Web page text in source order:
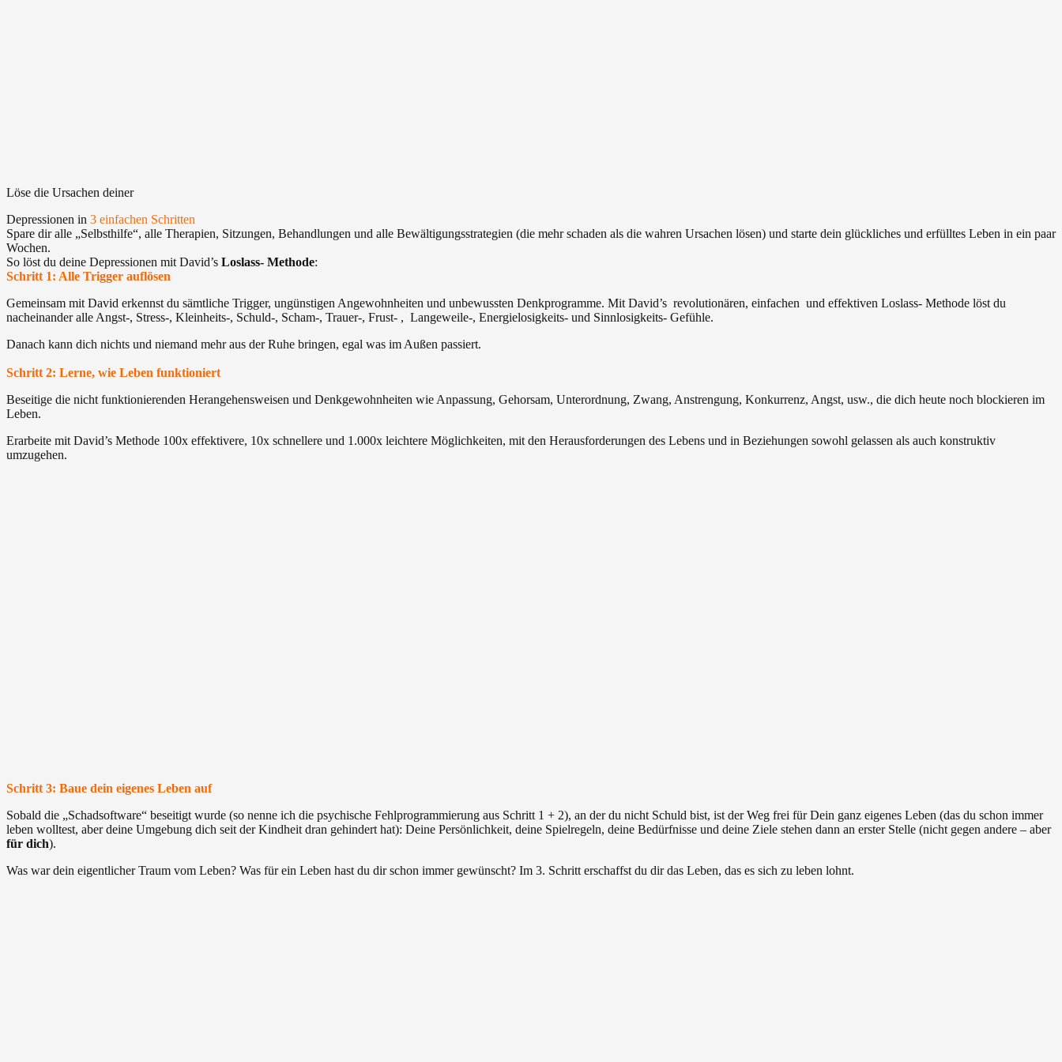
Löse die Ursachen deiner
Depressionen in 3 einfachen Schritten
Spare dir alle „Selbsthilfe“, alle Therapien, Sitzungen, Behandlungen und alle Bewältigungsstrategien (die mehr schaden als die wahren Ursachen lösen) und starte dein glückliches und erfülltes Leben in ein paar
Wochen.
So löst du deine Depressionen mit David’s Loslass- Methode:
Schritt 1: Alle Trigger auflösen
Gemeinsam mit David erkennst du sämtliche Trigger, ungünstigen Angewohnheiten und unbewussten Denkprogramme. Mit David’s revolutionären, einfachen und effektiven Loslass- Methode löst du
nacheinander alle Angst-, Stress-, Kleinheits-, Schuld-, Scham-, Trauer-, Frust- , Langeweile-, Energielosigkeits- und Sinnlosigkeits- Gefühle.
Danach kann dich nichts und niemand mehr aus der Ruhe bringen, egal was im Außen passiert.
Schritt 2: Lerne, wie Leben funktioniert
Beseitige die nicht funktionierenden Herangehensweisen und Denkgewohnheiten wie Anpassung, Gehorsam, Unterordnung, Zwang, Anstrengung, Konkurrenz, Angst, usw., die dich heute noch blockieren im
Leben.
Erarbeite mit David’s Methode 100x effektivere, 10x schnellere und 1.000x leichtere Möglichkeiten, mit den Herausforderungen des Lebens und in Beziehungen sowohl gelassen als auch konstruktiv
umzugehen.
Schritt 3: Baue dein eigenes Leben auf
Sobald die „Schadsoftware“ beseitigt wurde (so nenne ich die psychische Fehlprogrammierung aus Schritt 1 + 2), an der du nicht Schuld bist, ist der Weg frei für Dein ganz eigenes Leben (das du schon immer
leben wolltest, aber deine Umgebung dich seit der Kindheit dran gehindert hat): Deine Persönlichkeit, deine Spielregeln, deine Bedürfnisse und deine Ziele stehen dann an erster Stelle (nicht gegen andere – aber
für dich).
Was war dein eigentlicher Traum vom Leben? Was für ein Leben hast du dir schon immer gewünscht? Im 3. Schritt erschaffst du dir das Leben, das es sich zu leben lohnt.